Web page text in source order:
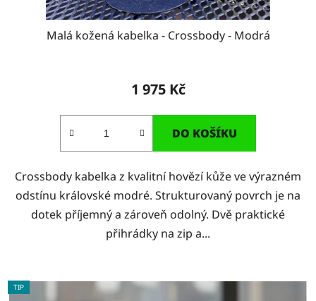
Malá kožená kabelka - Crossbody - Modrá
1 975 Kč
DO KOŠÍKU
Crossbody kabelka z kvalitní hovězí kůže ve výrazném
odstínu královské modré. Strukturovaný povrch je na
dotek příjemný a zároveň odolný. Dvě praktické
přihrádky na zip a...
TIP